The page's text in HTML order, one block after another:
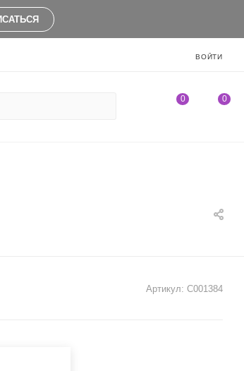
ВОЙТИ
0 0
Артикул: C001384